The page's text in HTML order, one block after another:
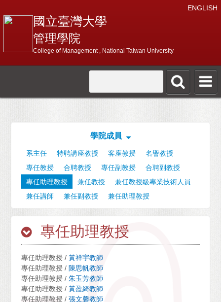
ENGLISH
國立臺灣大學
管理學院
College of Management , National Taiwan University
學院成員
系主任 特聘講座教授 客座教授
名譽教授
專任教授
合聘教授 專任副教授
合聘副教授
專任助理教授
兼任教授
兼任教授級專業技術人員
兼任講師
兼任副教授 兼任助理教授
專任助理教授
專任助理教授 /黃祥宇教師
專任助理教授 / 陳思帆教師
專任助理教授 /朱玉芳教師
專任助理教授 /黃盈綺教師
專任助理教授 /張文馨教師